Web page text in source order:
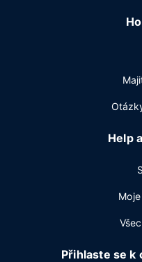
Help
Přihlaste se